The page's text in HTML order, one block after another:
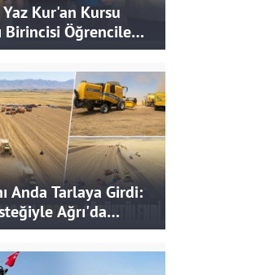
Kur'an Kursu
Birincisi Öğrencilere
Anda Tarlaya Girdi:
Ağrı'da